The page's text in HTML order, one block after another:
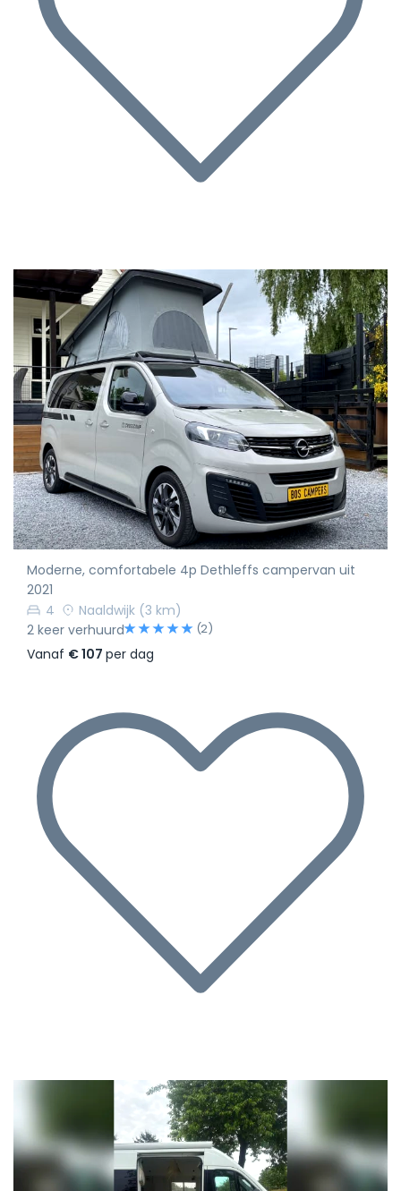
Moderne, comfortabele 4p Dethleffs campervan uit
2021
4
Naaldwijk (3 km)
2 keer verhuurd
(2)
Vanaf € 107 per dag